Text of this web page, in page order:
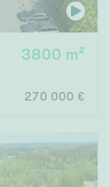
3800 m²
270 000 €